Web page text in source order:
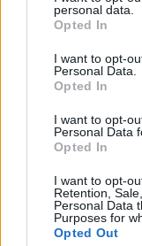
personal data.
Opted In
I want to opt-
Personal Data.
Opted In
I want to opt-
Personal Data
Opted In
I want to opt-
Retention,
Personal Data
Purposes for
Opted Out